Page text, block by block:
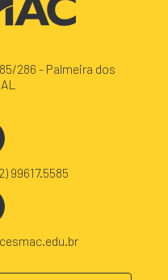
286 - Palmeira dos
99617.5585